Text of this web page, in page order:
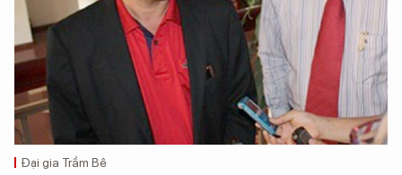
Đại gia Trầm Bê